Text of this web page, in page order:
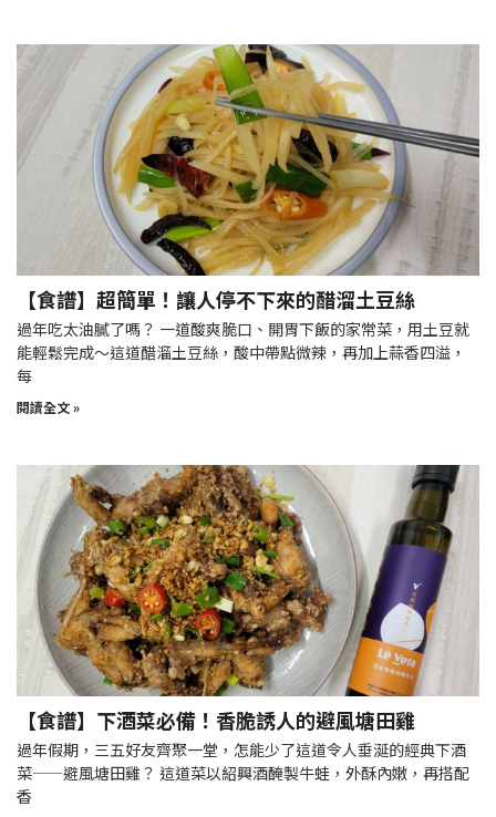
【食譜】超簡單！讓人停不下來的醋溜土豆絲
過年吃太油膩了嗎？ 一道酸爽脆口、開胃下飯的家常菜，用土豆就
能輕鬆完成～這道醋溜土豆絲，酸中帶點微辣，再加上蒜香四溢，
每
閱讀全文 »
【食譜】下酒菜必備！香脆誘人的避風塘田雞
過年假期，三五好友齊聚一堂，怎能少了這道令人垂涎的經典下酒
菜——避風塘田雞？ 這道菜以紹興酒醃製牛蛙，外酥內嫩，再搭配
香